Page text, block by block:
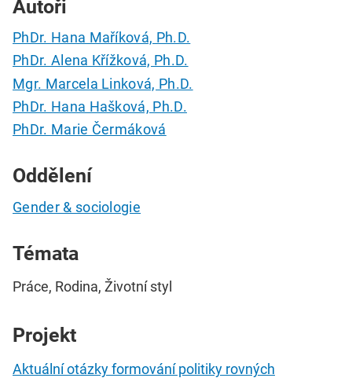
Autoři
PhDr. Hana Maříková, Ph.D.
PhDr. Alena Křížková, Ph.D.
Mgr. Marcela Linková, Ph.D.
PhDr. Hana Hašková, Ph.D.
PhDr. Marie Čermáková
Oddělení
Gender & sociologie
Témata
Práce, Rodina, Životní styl
Projekt
Aktuální otázky formování politiky rovných